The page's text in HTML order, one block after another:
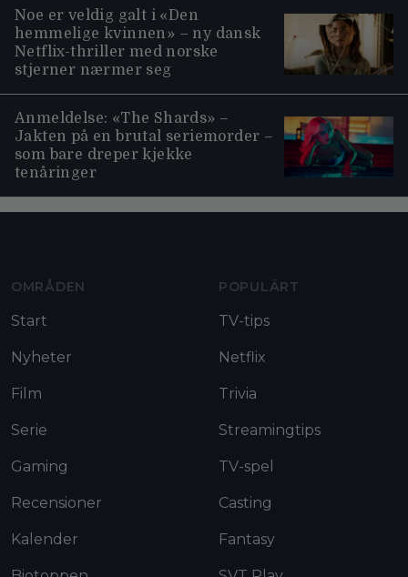
Noe er veldig galt i «Den
hemmelige kvinnen» – ny dansk
Netflix-thriller med norske
stjerner nærmer seg
Anmeldelse: «The Shards» –
Jakten på en brutal seriemorder –
som bare dreper kjekke
tenåringer
OMRÅDEN
Start
Nyheter
Film
Serie
Gaming
Recensioner
Kalender
POPULÄRT
TV-tips
Netflix
Trivia
Streamingtips
TV-spel
Casting
Fantasy